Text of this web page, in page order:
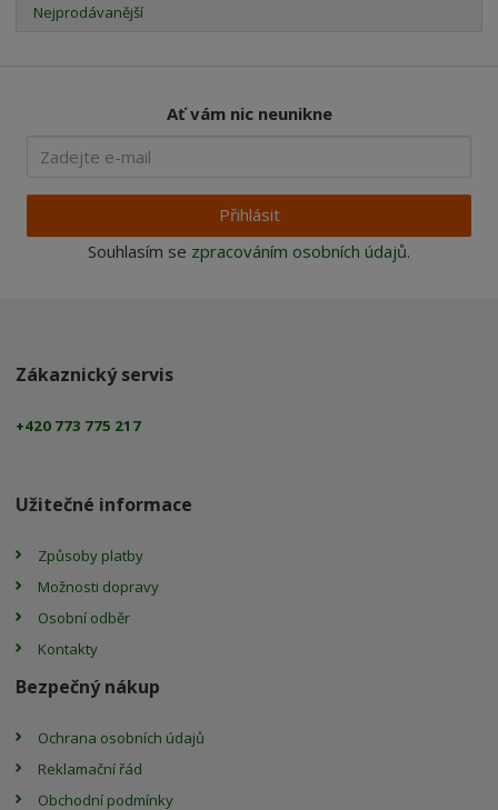
Nejprodávanější
Ať vám nic neunikne
Přihlásit
Souhlasím se zpracováním osobních údajů.
Zákaznický servis
+420 773 775 217
Užitečné informace
Způsoby platby
Možnosti dopravy
Osobní odběr
Kontakty
Bezpečný nákup
Ochrana osobních údajů
Reklamační řád
Obchodní podmínky